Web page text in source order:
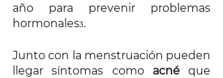
año para prevenir problemas
hormonales3.
Junto con la menstruación pueden
llegar síntomas como acné que